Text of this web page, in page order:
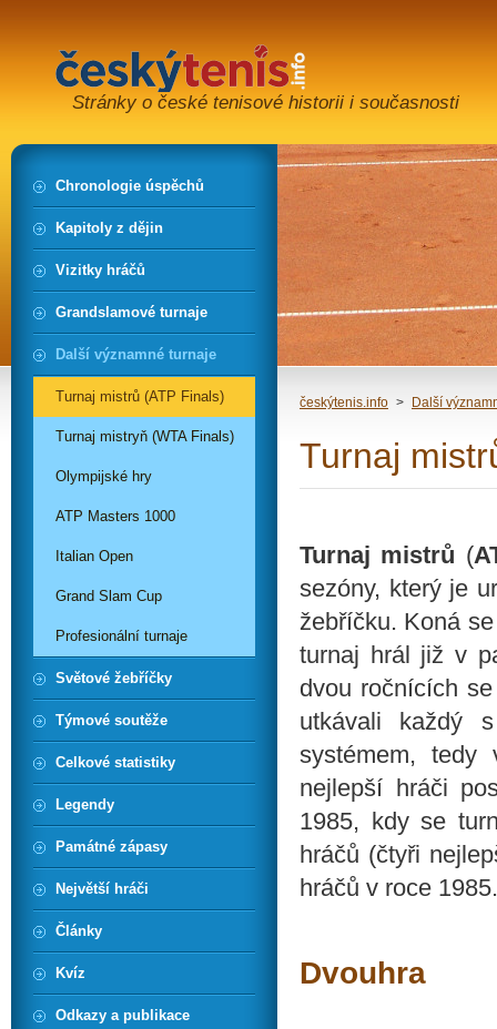
Stránky o české tenisové historii i současnosti
českýtenis.info > Další
Turnaj
Turnaj mistrů (
sezóny, který je
žebříčku. Koná
turnaj hrál již v
dvou ročnících
utkávali každý
systémem, tedy
nejlepší hráči
1985, kdy se
hráčů (čtyři
hráčů v roce 1985.
Dvouhra
Chronologie úspěchů
Kapitoly z dějin
Vizitky hráčů
Grandslamové turnaje
Další významné turnaje
Turnaj mistrů (ATP Finals)
Turnaj mistryň (WTA Finals)
Olympijské hry
ATP Masters 1000
Italian Open
Grand Slam Cup
Profesionální turnaje
Světové žebříčky
Týmové soutěže
Celkové statistiky
Legendy
Památné zápasy
Největší hráči
Články
Kvíz
Odkazy a publikace